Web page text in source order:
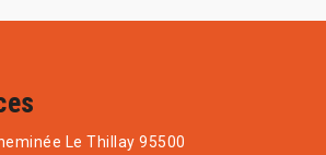
Le Thillay 95500